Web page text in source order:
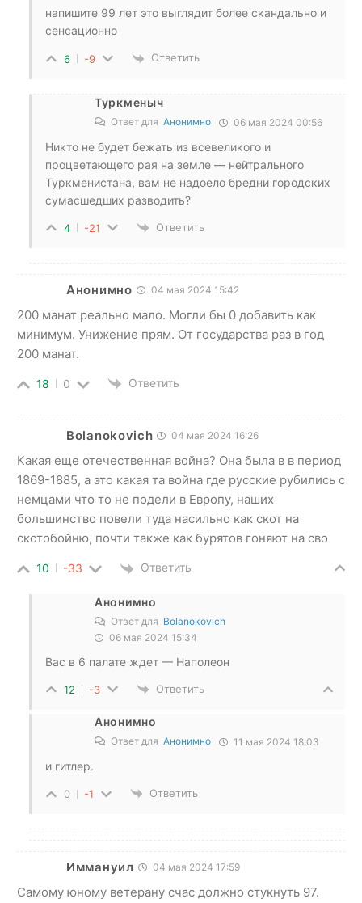
напишите 99 лет это выглядит более скандально и
сенсационно
6 -9 Ответить
Туркменыч
Ответ для Анонимно 06 мая 2024 00:56
Никто не будет бежать из всевеликого и
процветающего рая на земле — нейтрального
Туркменистана, вам не надоело бредни городских
сумасшедших разводить?
4 -21 Ответить
Анонимно 04 мая 2024 15:42
200 манат реально мало. Могли бы 0 добавить как
минимум. Унижение прям. От государства раз в год
200 манат.
18 0 Ответить
Bolanokovich 04 мая 2024 16:26
Какая еще отечественная война? Она была в в период
1869-1885, а это какая та война где русские рубились с
немцами что то не подели в Европу, наших
большинство повели туда насильно как скот на
скотобойню, почти также как бурятов гоняют на сво
10 -33 Ответить
Анонимно
Ответ для Bolanokovich
06 мая 2024 15:34
Вас в 6 палате ждет — Наполеон
12 -3 Ответить
Анонимно
Ответ для Анонимно 11 мая 2024 18:03
и гитлер.
0 -1 Ответить
Иммануил 04 мая 2024 17:59
Самому юному ветерану счас должно стукнуть 97.